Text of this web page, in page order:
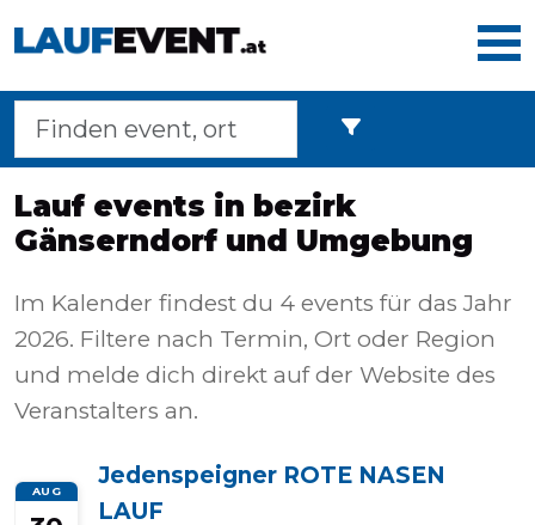
Home
Laufveranstaltungen
Langstreckenmarsche
Marathons
Lauf events in bezirk
Gänserndorf und Umgebung
Im Kalender findest du 4 events für das Jahr
2026. Filtere nach Termin, Ort oder Region
und melde dich direkt auf der Website des
Veranstalters an.
AUG
Jedenspeigner ROTE NASEN
LAUF